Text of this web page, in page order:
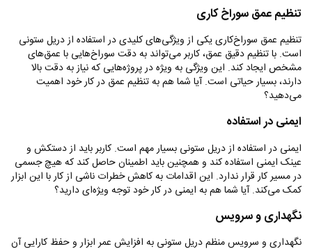
تنظیم عمق سوراخ ‌کاری
تنظیم عمق سوراخ‌کاری یکی از ویژگی‌های کلیدی در استفاده از دریل ستونی
است. با تنظیم دقیق عمق، کاربر می‌تواند به دقت سوراخ‌هایی با عمق‌های
مشخص ایجاد کند. این ویژگی به ویژه در پروژه‌هایی که نیاز به دقت بالا
دارند، بسیار حیاتی است. آیا شما هم به تنظیم عمق در کار خود اهمیت
می‌دهید؟
ایمنی در استفاده
ایمنی در استفاده از دریل ستونی بسیار مهم است. کاربر باید از دستکش و
عینک ایمنی استفاده کند و همچنین باید اطمینان حاصل کند که هیچ جسمی
در مسیر کار قرار ندارد. این اقدامات به کاهش خطرات ناشی از کار با این ابزار
کمک می‌کند. آیا شما هم به ایمنی در کار خود توجه ویژه‌ای دارید؟
نگهداری و سرویس
نگهداری و سرویس منظم دریل ستونی به افزایش عمر ابزار و حفظ کارایی آن